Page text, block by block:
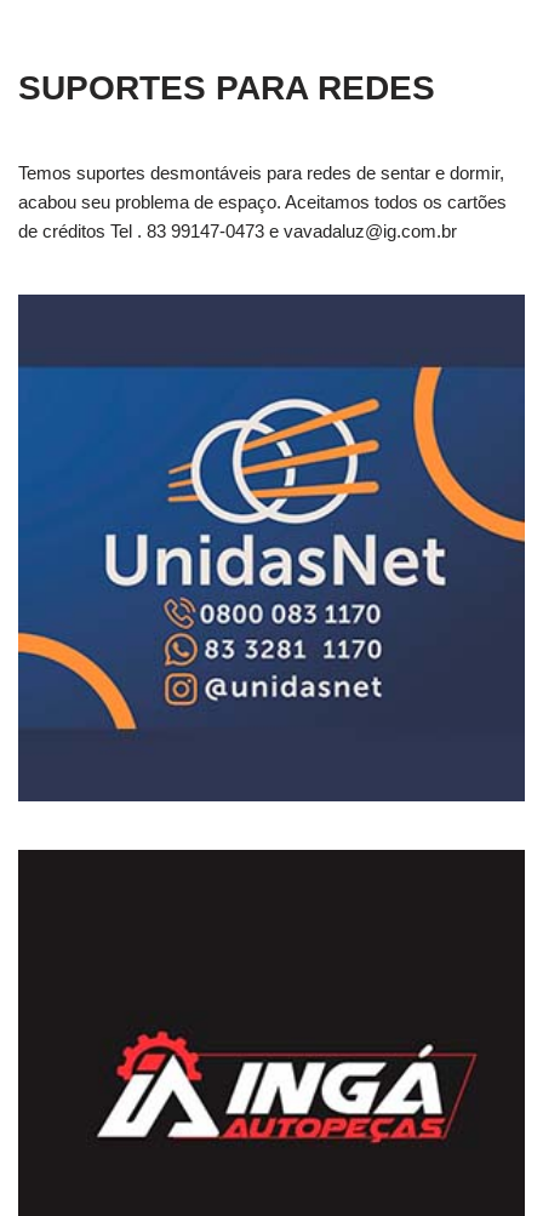
SUPORTES PARA REDES
Temos suportes desmontáveis para redes de sentar e dormir,
acabou seu problema de espaço. Aceitamos todos os cartões
de créditos Tel . 83 99147-0473 e vavadaluz@ig.com.br